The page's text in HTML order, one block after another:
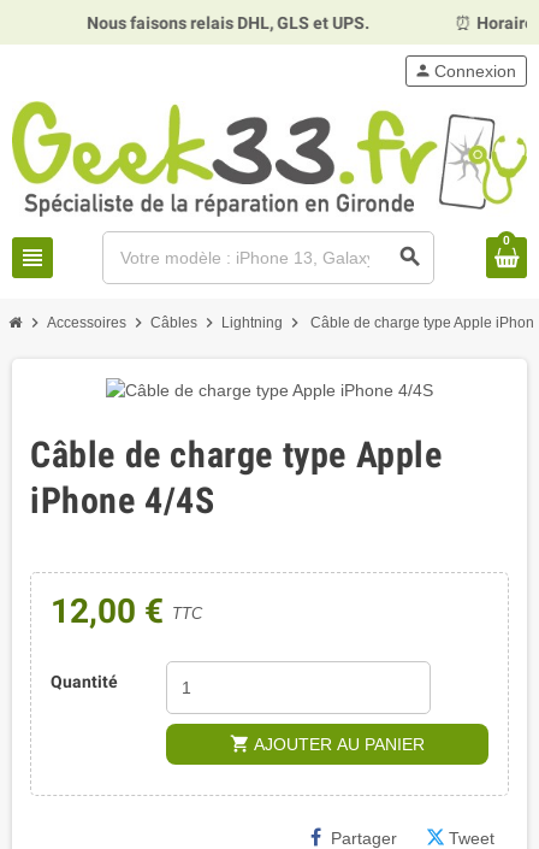
Nous faisons relais DHL, GLS et UPS. ⏰Horaires :
view_headline search
person Connexion
0
chevron_right Accessoires chevron_right Câbles chevron_right Lightning chevron_right Câble de charge type Apple
Câble de charge type Apple
iPhone 4/4S
12,00 € TTC
Quantité
shopping_cart AJOUTER AU PANIER
Partager Tweet